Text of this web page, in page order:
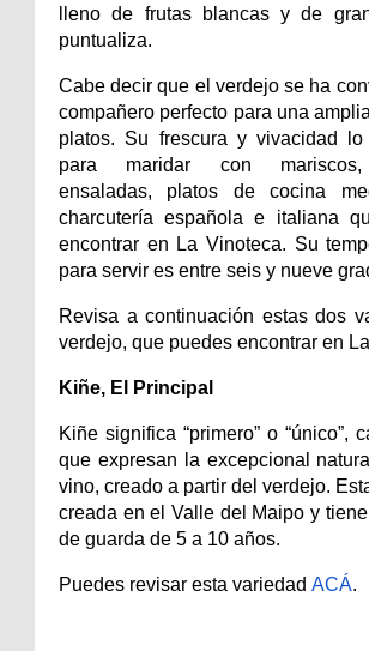
lleno de frutas blancas y de
puntualiza.
Cabe decir que el verdejo se ha
compañero perfecto para una
platos. Su frescura y vivacidad lo
para maridar con mariscos,
ensaladas, platos de cocina
charcutería española e italiana
encontrar en La Vinoteca. Su
para servir es entre seis y nueve
Revisa a continuación estas dos
verdejo, que puedes encontrar en
Kiñe, El Principal
Kiñe significa “primero” o “único”,
que expresan la excepcional
vino, creado a partir del verdejo.
creada en el Valle del Maipo y tiene
de guarda de 5 a 10 años.
Puedes revisar esta variedad ACÁ.